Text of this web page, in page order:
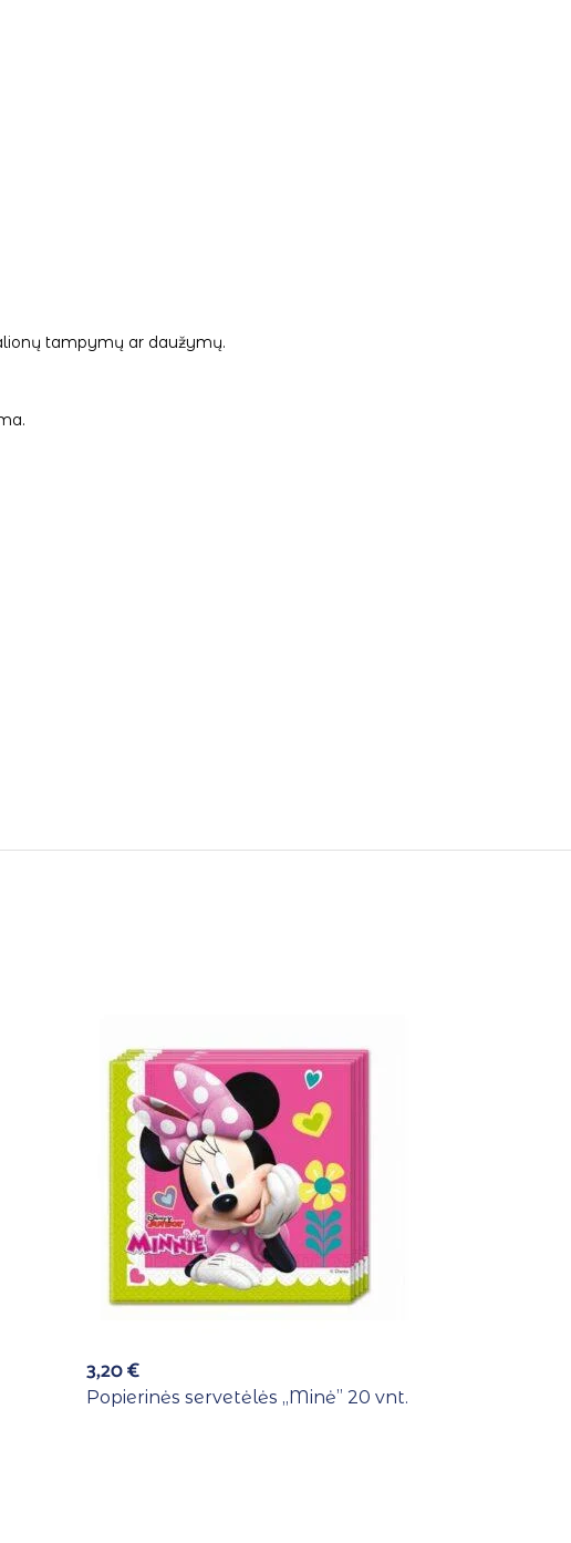
tampymų ar daužymų.
3,20€
Popierinės servetėlės ,,Minė” 20 vnt.